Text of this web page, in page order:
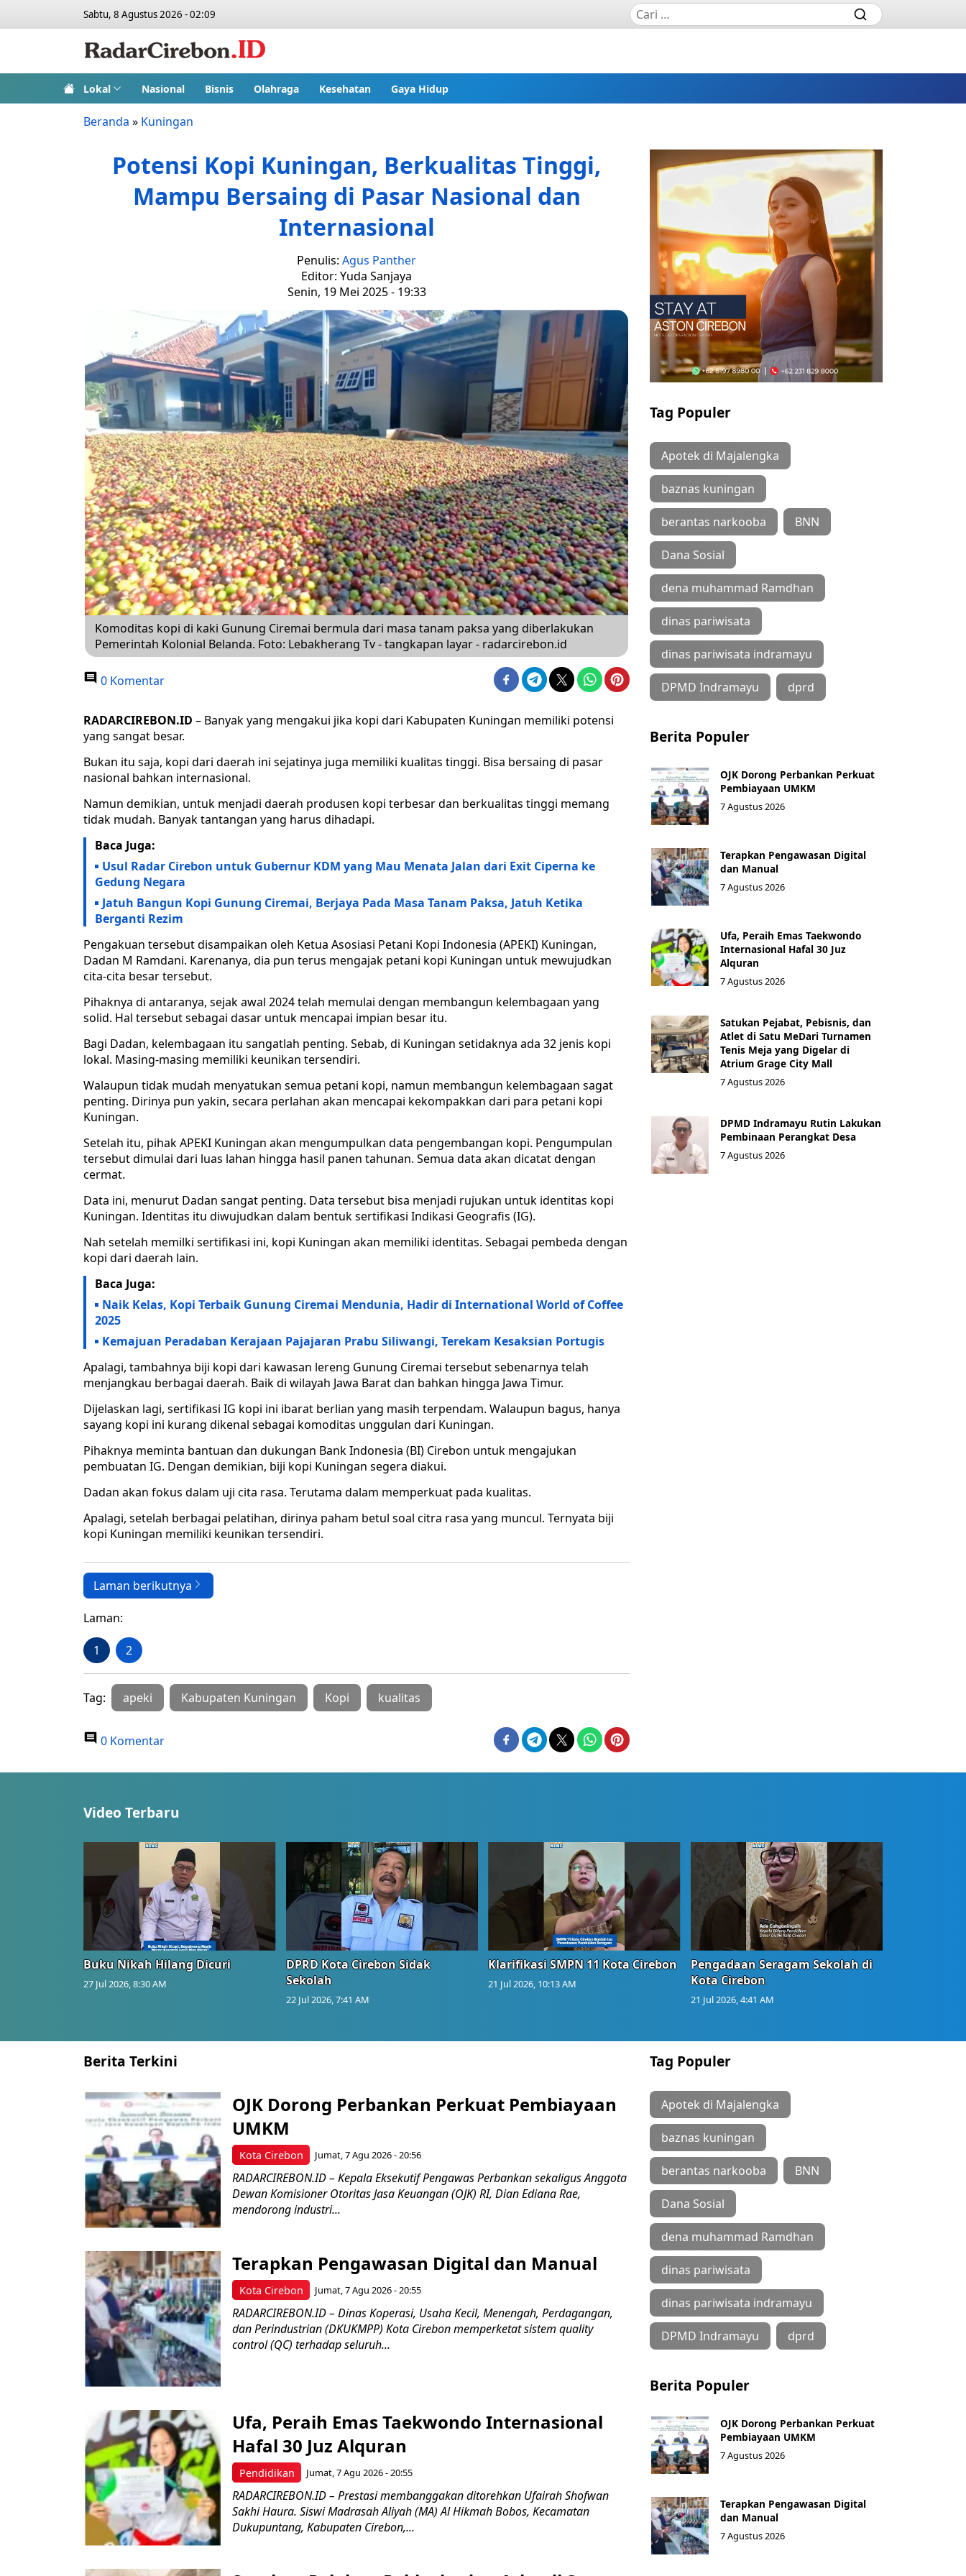
Sabtu, 8 Agustus 2026 - 02:09
Lokal Nasional Bisnis Olahraga Kesehatan Gaya Hidup
Beranda » Kuningan
Potensi Kopi Kuningan, Berkualitas Tinggi,
Mampu Bersaing di Pasar Nasional dan
Internasional
Penulis: Agus Panther
Editor: Yuda Sanjaya
Senin, 19 Mei 2025 - 19:33
Komoditas kopi di kaki Gunung Ciremai bermula dari masa tanam paksa yang diberlakukan
Pemerintah Kolonial Belanda. Foto: Lebakherang Tv - tangkapan layar - radarcirebon.id
0 Komentar
RADARCIREBON.ID – Banyak yang mengakui jika kopi dari Kabupaten Kuningan memiliki potensi
yang sangat besar.
Bukan itu saja, kopi dari daerah ini sejatinya juga memiliki kualitas tinggi. Bisa bersaing di pasar
nasional bahkan internasional.
Namun demikian, untuk menjadi daerah produsen kopi terbesar dan berkualitas tinggi memang
tidak mudah. Banyak tantangan yang harus dihadapi.
Baca Juga:
Usul Radar Cirebon untuk Gubernur KDM yang Mau Menata Jalan dari Exit Ciperna ke
Gedung Negara
Jatuh Bangun Kopi Gunung Ciremai, Berjaya Pada Masa Tanam Paksa, Jatuh Ketika
Berganti Rezim
Pengakuan tersebut disampaikan oleh Ketua Asosiasi Petani Kopi Indonesia (APEKI) Kuningan,
Dadan M Ramdani. Karenanya, dia pun terus mengajak petani kopi Kuningan untuk mewujudkan
cita-cita besar tersebut.
Pihaknya di antaranya, sejak awal 2024 telah memulai dengan membangun kelembagaan yang
solid. Hal tersebut sebagai dasar untuk mencapai impian besar itu.
Bagi Dadan, kelembagaan itu sangatlah penting. Sebab, di Kuningan setidaknya ada 32 jenis kopi
lokal. Masing-masing memiliki keunikan tersendiri.
Walaupun tidak mudah menyatukan semua petani kopi, namun membangun kelembagaan sagat
penting. Dirinya pun yakin, secara perlahan akan mencapai kekompakkan dari para petani kopi
Kuningan.
Setelah itu, pihak APEKI Kuningan akan mengumpulkan data pengembangan kopi. Pengumpulan
tersebut dimulai dari luas lahan hingga hasil panen tahunan. Semua data akan dicatat dengan
cermat.
Data ini, menurut Dadan sangat penting. Data tersebut bisa menjadi rujukan untuk identitas kopi
Kuningan. Identitas itu diwujudkan dalam bentuk sertifikasi Indikasi Geografis (IG).
Nah setelah memilki sertifikasi ini, kopi Kuningan akan memiliki identitas. Sebagai pembeda dengan
kopi dari daerah lain.
Baca Juga:
Naik Kelas, Kopi Terbaik Gunung Ciremai Mendunia, Hadir di International World of Coffee
2025
Kemajuan Peradaban Kerajaan Pajajaran Prabu Siliwangi, Terekam Kesaksian Portugis
Apalagi, tambahnya biji kopi dari kawasan lereng Gunung Ciremai tersebut sebenarnya telah
menjangkau berbagai daerah. Baik di wilayah Jawa Barat dan bahkan hingga Jawa Timur.
Dijelaskan lagi, sertifikasi IG kopi ini ibarat berlian yang masih terpendam. Walaupun bagus, hanya
sayang kopi ini kurang dikenal sebagai komoditas unggulan dari Kuningan.
Pihaknya meminta bantuan dan dukungan Bank Indonesia (BI) Cirebon untuk mengajukan
pembuatan IG. Dengan demikian, biji kopi Kuningan segera diakui.
Dadan akan fokus dalam uji cita rasa. Terutama dalam memperkuat pada kualitas.
Apalagi, setelah berbagai pelatihan, dirinya paham betul soal citra rasa yang muncul. Ternyata biji
kopi Kuningan memiliki keunikan tersendiri.
Laman berikutnya
Laman:
1 2
Tag: apeki Kabupaten Kuningan Kopi kualitas
0 Komentar
Tag Populer
Apotek di Majalengka
baznas kuningan
berantas narkooba BNN
Dana Sosial
dena muhammad Ramdhan
dinas pariwisata
dinas pariwisata indramayu
DPMD Indramayu dprd
Berita Populer
OJK Dorong Perbankan Perkuat
Pembiayaan UMKM
7 Agustus 2026
Terapkan Pengawasan Digital
dan Manual
7 Agustus 2026
Ufa, Peraih Emas Taekwondo
Internasional Hafal 30 Juz
Alquran
7 Agustus 2026
Satukan Pejabat, Pebisnis, dan
Atlet di Satu MeDari Turnamen
Tenis Meja yang Digelar di
Atrium Grage City Mall
7 Agustus 2026
DPMD Indramayu Rutin Lakukan
Pembinaan Perangkat Desa
7 Agustus 2026
Video Terbaru
Buku Nikah Hilang Dicuri
27 Jul 2026, 8:30 AM
DPRD Kota Cirebon Sidak
Sekolah
22 Jul 2026, 7:41 AM
Klarifikasi SMPN 11 Kota Cirebon
21 Jul 2026, 10:13 AM
Pengadaan Seragam Sekolah di
Kota Cirebon
21 Jul 2026, 4:41 AM
Berita Terkini
Kota Cirebon
OJK Dorong Perbankan Perkuat Pembiayaan
UMKM
Jumat, 7 Agu 2026 - 20:56
RADARCIREBON.ID – Kepala Eksekutif Pengawas Perbankan sekaligus Anggota
Dewan Komisioner Otoritas Jasa Keuangan (OJK) RI, Dian Ediana Rae,
mendorong industri...
Kota Cirebon
Terapkan Pengawasan Digital dan Manual
Jumat, 7 Agu 2026 - 20:55
RADARCIREBON.ID – Dinas Koperasi, Usaha Kecil, Menengah, Perdagangan,
dan Perindustrian (DKUKMPP) Kota Cirebon memperketat sistem quality
control (QC) terhadap seluruh...
Pendidikan
Ufa, Peraih Emas Taekwondo Internasional
Hafal 30 Juz Alquran
Jumat, 7 Agu 2026 - 20:55
RADARCIREBON.ID – Prestasi membanggakan ditorehkan Ufairah Shofwan
Sakhi Haura. Siswi Madrasah Aliyah (MA) Al Hikmah Bobos, Kecamatan
Dukupuntang, Kabupaten Cirebon,...
Tag Populer
Apotek di Majalengka
baznas kuningan
berantas narkooba BNN
Dana Sosial
dena muhammad Ramdhan
dinas pariwisata
dinas pariwisata indramayu
DPMD Indramayu dprd
Berita Populer
OJK Dorong Perbankan Perkuat
Pembiayaan UMKM
7 Agustus 2026
Terapkan Pengawasan Digital
dan Manual
7 Agustus 2026